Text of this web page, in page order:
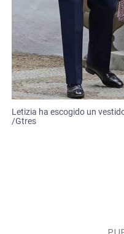
Letizia ha escogido un
/Gtres